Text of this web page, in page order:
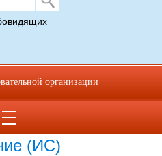
(ИС)
организации